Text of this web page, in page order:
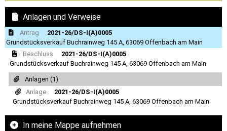
Anlagen und Verweise
Antrag
2021-26/DS-I(A)0005
Grundstücksverkauf Buchrainweg 145 A, 63069 Offenbach am Main
Beschluss
2021-26/DS-I(A)0005
Grundstücksverkauf Buchrainweg 145 A, 63069 Offenbach am Main
Anlagen (1)
Anlage
2021-26/DS-I(A)0005
Grundstücksverkauf Buchrainweg 145 A, 63069 Offenbach am Main
In meine Mappe aufnehmen